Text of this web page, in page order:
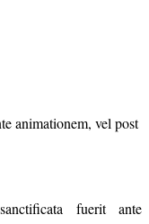
animationem, vel post
fuerit ante